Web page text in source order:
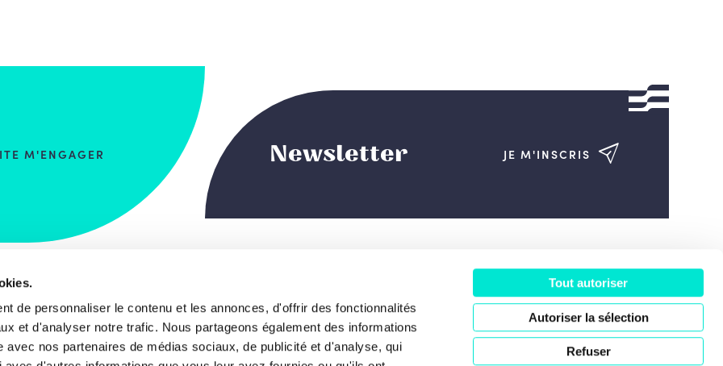
de personnaliser le contenu et les annonces, d'offrir des fonctionnalités
et d'analyser notre trafic. Nous partageons également des informations
avec nos partenaires de médias sociaux, de publicité et d'analyse, qui
Tout autoriser
Autoriser la sélection
Refuser
M'ENGAGER Newsletter JE M'INSCRIS
Commerce, 123
Bruxelles
Notre projet de société
Les visages